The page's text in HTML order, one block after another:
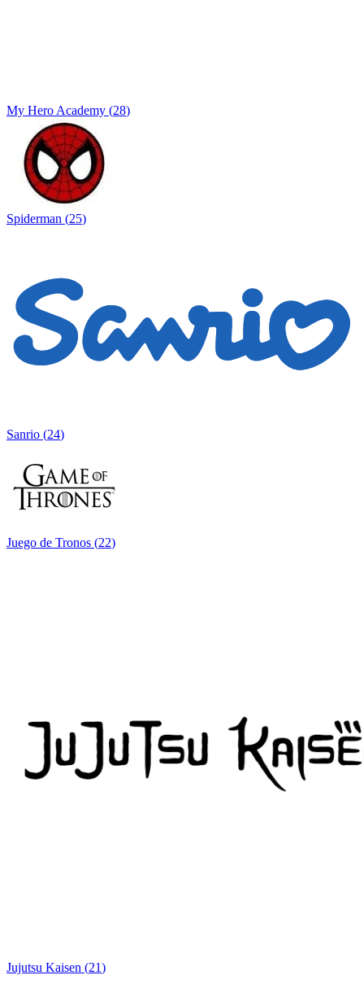
My Hero Academy (28)
Spiderman (25)
Sanrio (24)
Juego de Tronos (22)
Jujutsu Kaisen (21)